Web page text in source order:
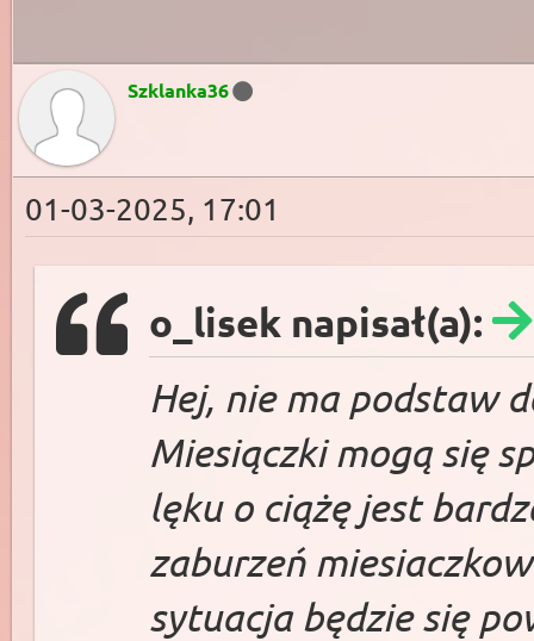
Szklanka36
01-03-2025, 17:01
o_lisek napisał(a):
Hej, nie ma podstaw
Miesiączki mogą się
lęku o ciążę jest
zaburzeń
sytuacja będzie się